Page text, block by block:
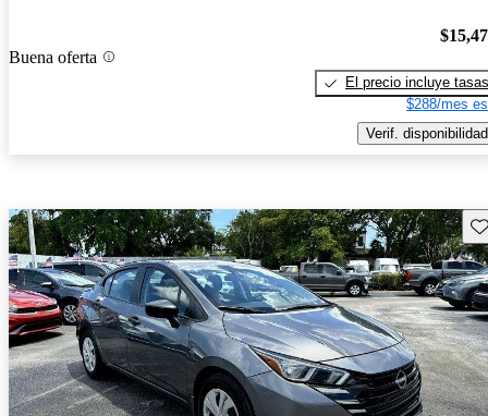
Buena oferta
El precio incluye tasas
$288/mes
Verif. disponibilidad